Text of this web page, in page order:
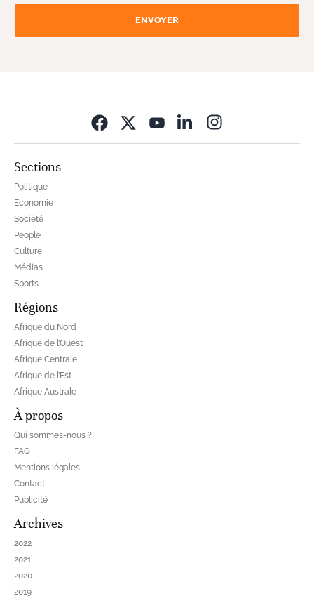
ENVOYER
Sections
Politique
Economie
Société
People
Culture
Médias
Sports
Régions
Afrique du Nord
Afrique de l’Ouest
Afrique Centrale
Afrique de l’Est
Afrique Australe
À propos
Qui sommes-nous ?
FAQ
Mentions légales
Contact
Publicité
Archives
2022
2021
2020
2019